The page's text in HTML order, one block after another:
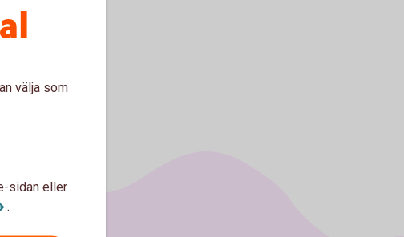
välja som
sidan eller
.